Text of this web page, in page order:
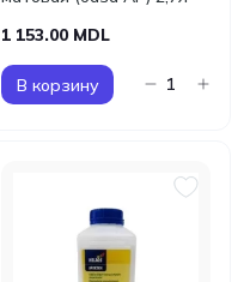
1 153.00 MDL
В корзину